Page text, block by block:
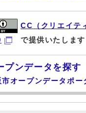
CC（クリエイテ
で提供いたしま
プンデータを探す
市オープンデータポー